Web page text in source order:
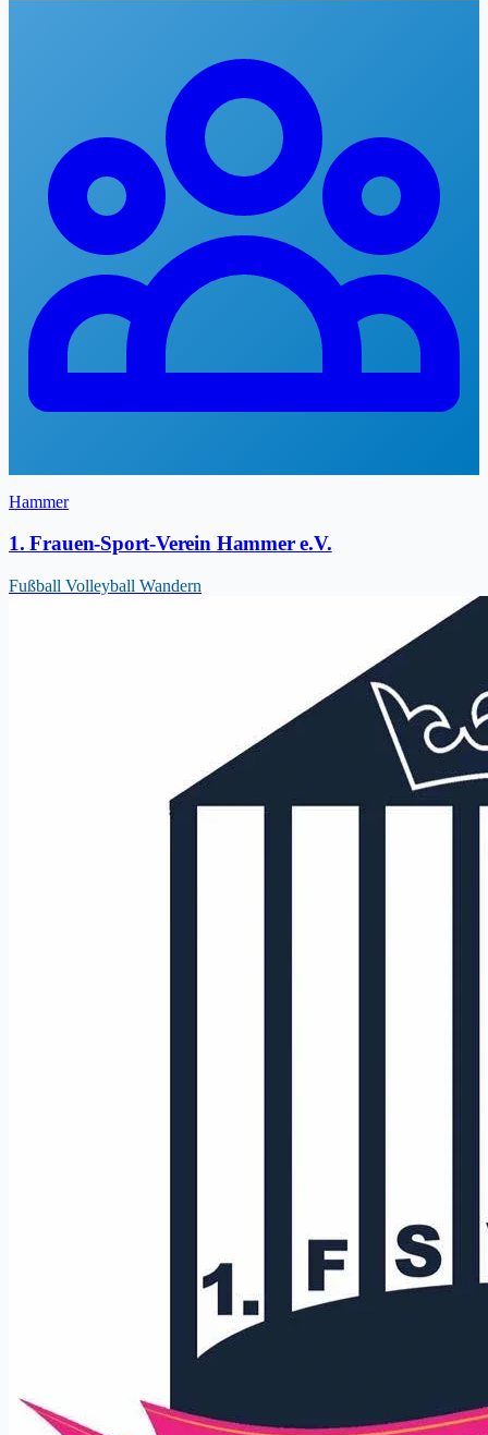
Hammer
1. Frauen-Sport-Verein Hammer e.V.
Fußball Volleyball Wandern